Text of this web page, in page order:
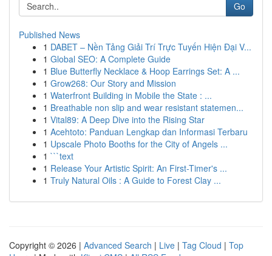
Go
Published News
1 DABET – Nền Tảng Giải Trí Trực Tuyến Hiện Đại V...
1 Global SEO: A Complete Guide
1 Blue Butterfly Necklace & Hoop Earrings Set: A ...
1 Grow268: Our Story and Mission
1 Waterfront Building in Mobile the State : ...
1 Breathable non slip and wear resistant statemen...
1 Vital89: A Deep Dive into the Rising Star
1 Acehtoto: Panduan Lengkap dan Informasi Terbaru
1 Upscale Photo Booths for the City of Angels ...
1 ```text
1 Release Your Artistic Spirit: An First-Timer's ...
1 Truly Natural Oils : A Guide to Forest Clay ...
Copyright © 2026 | Advanced Search | Live | Tag Cloud | Top